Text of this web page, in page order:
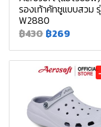
รองเท้าคัทชูแบบสวม
W2880
฿430 ฿269